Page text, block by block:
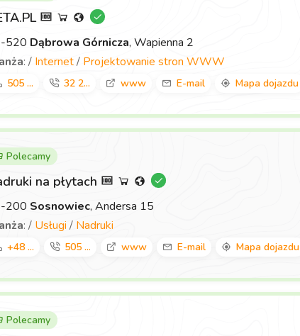
520 Dąbrowa Górnicza, Wapienna 2
: / Internet/ Projektowanie stron WWW
505 ... 32 2... www E-mail Mapa dojazdu
Polecamy
na płytach
200 Sosnowiec, Andersa 15
: / Usługi / Nadruki
+48 ... 505 ... www E-mail Mapa dojazdu
Polecamy